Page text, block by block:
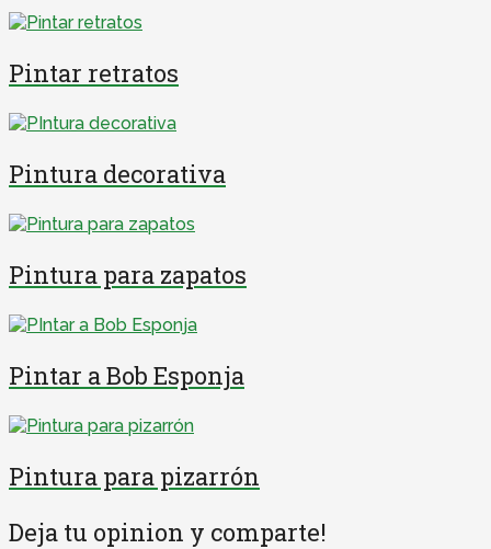
Pintar retratos
Pintura decorativa
Pintura para zapatos
Pintar a Bob Esponja
Pintura para pizarrón
Deja tu opinion y comparte!